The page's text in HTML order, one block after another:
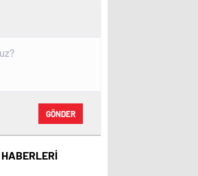
GÖNDER
HABERLERİ